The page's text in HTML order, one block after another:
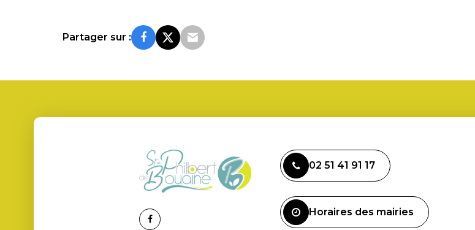
Partager sur :
Lien
02 51 41 91 17
Horaires des mairies